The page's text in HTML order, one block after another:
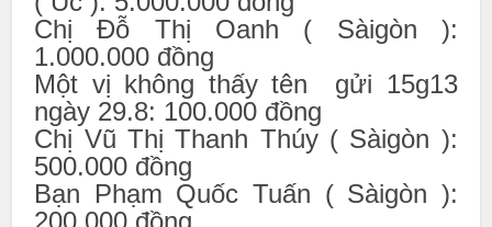
Chị Đỗ Thị Oanh ( Sàigòn ):
1.000.000 đồng
Một vị không thấy tên gửi 15g13
ngày 29.8: 100.000 đồng
Chị Vũ Thị Thanh Thúy ( Sàigòn ):
500.000 đồng
Bạn Phạm Quốc Tuấn ( Sàigòn ):